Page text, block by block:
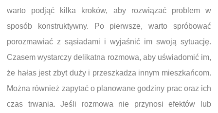
warto podjąć kilka kroków, aby rozwiązać problem w
sposób konstruktywny. Po pierwsze, warto spróbować
porozmawiać z sąsiadami i wyjaśnić im swoją sytuację.
Czasem wystarczy delikatna rozmowa, aby uświadomić im,
że hałas jest zbyt duży i przeszkadza innym mieszkańcom.
Można również zapytać o planowane godziny prac oraz ich
czas trwania. Jeśli rozmowa nie przynosi efektów lub